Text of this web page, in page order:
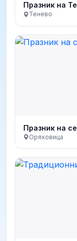
Празник на
Тенево
Празник на
Оряховица